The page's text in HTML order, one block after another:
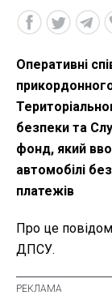
Оперативні
безпеки та
фонд, який
автомобілі
платежів
Про це
ДПСУ.